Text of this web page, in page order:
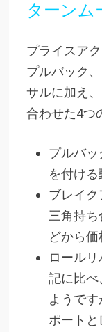
ターンム
プライスア
プルバック
サルに加え
合わせた4つ
プルバッ
を付ける
ブレイク
三角持
どから
ロール
記に比べ
ようで
ポート